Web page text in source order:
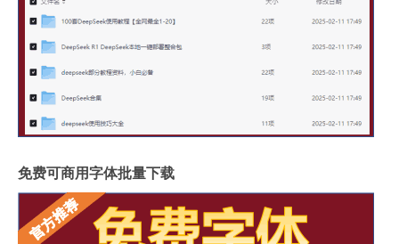
免费可商用字体批量下载